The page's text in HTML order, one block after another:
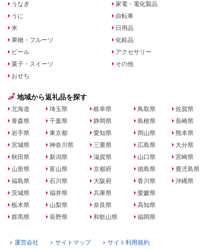
うなぎ
うに
米
果物・フルーツ
ビール
菓子・スイーツ
おせち
家電・電化製品
自転車
日用品
化粧品
アクセサリー
その他
地域から返礼品を探す
北海道
青森県
岩手県
宮城県
秋田県
山形県
福島県
茨城県
栃木県
群馬県
埼玉県
千葉県
東京都
神奈川県
新潟県
富山県
石川県
福井県
山梨県
長野県
岐阜県
静岡県
愛知県
三重県
滋賀県
京都府
大阪府
兵庫県
奈良県
和歌山県
鳥取県
島根県
岡山県
広島県
山口県
徳島県
香川県
愛媛県
高知県
福岡県
佐賀県
長崎県
熊本県
大分県
宮崎県
鹿児島県
沖縄県
運営会社 サイトマップ サイト利用規約